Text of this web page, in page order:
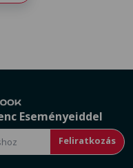
Eseményeiddel
Feliratkozás